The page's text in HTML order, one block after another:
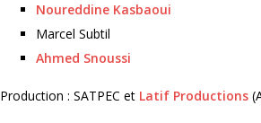
Noureddine Kasbaoui
Marcel Subtil
Ahmed Snoussi
Production : SATPEC et Latif Productions